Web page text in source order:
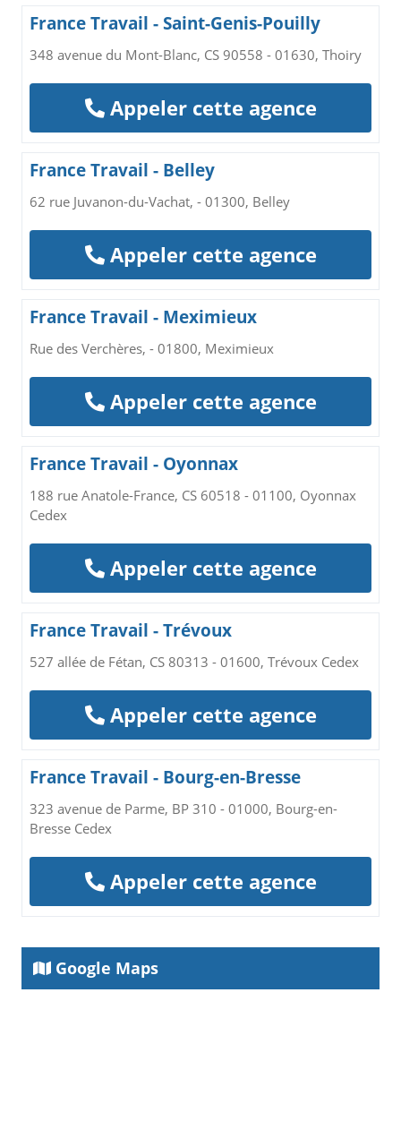
France Travail - Saint-Genis-Pouilly
348 avenue du Mont-Blanc, CS 90558 - 01630, Thoiry
Appeler cette agence
France Travail - Belley
62 rue Juvanon-du-Vachat, - 01300, Belley
Appeler cette agence
France Travail - Meximieux
Rue des Verchères, - 01800, Meximieux
Appeler cette agence
France Travail - Oyonnax
188 rue Anatole-France, CS 60518 - 01100, Oyonnax
Cedex
Appeler cette agence
France Travail - Trévoux
527 allée de Fétan, CS 80313 - 01600, Trévoux Cedex
Appeler cette agence
France Travail - Bourg-en-Bresse
323 avenue de Parme, BP 310 - 01000, Bourg-en-
Bresse Cedex
Appeler cette agence
Google Maps